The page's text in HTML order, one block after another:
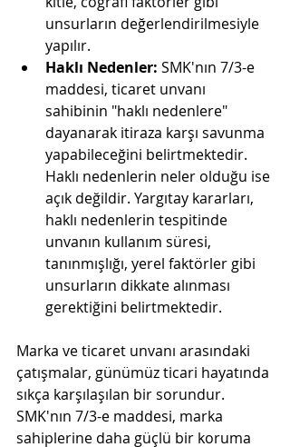
unsurların değerlendirilmesiyle
yapılır.
Haklı Nedenler: SMK'nın 7/3-e
maddesi, ticaret unvanı
sahibinin "haklı nedenlere"
dayanarak itiraza karşı savunma
yapabileceğini belirtmektedir.
Haklı nedenlerin neler olduğu ise
açık değildir. Yargıtay kararları,
haklı nedenlerin tespitinde
unvanın kullanım süresi,
tanınmışlığı, yerel faktörler gibi
unsurların dikkate alınması
gerektiğini belirtmektedir.
Marka ve ticaret unvanı arasındaki
çatışmalar, günümüz ticari hayatında
sıkça karşılaşılan bir sorundur.
SMK'nın 7/3-e maddesi, marka
sahiplerine daha güçlü bir koruma